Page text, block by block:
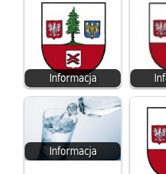
Informacja
Informacja